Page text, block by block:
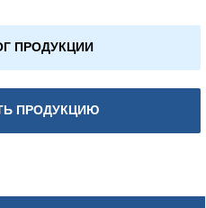
ПРОДУКЦИИ
ПРОДУКЦИЮ